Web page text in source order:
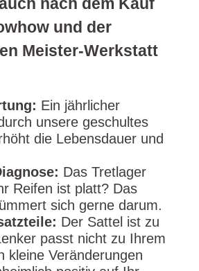
und der
Meister-Werkstatt
Ein jährlicher
unsere geschultes
die Lebensdauer und
Das Tretlager
Reifen ist platt? Das
sich gerne darum.
Der Sattel ist zu
passt nicht zu Ihrem
kleine Veränderungen